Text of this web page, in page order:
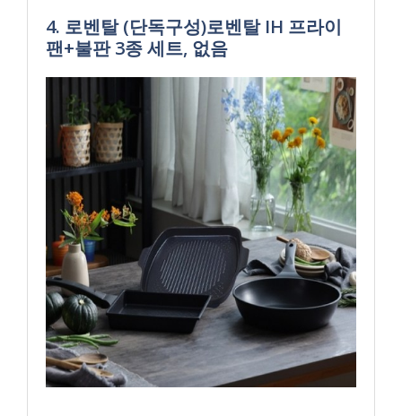
4. 로벤탈 (단독구성)로벤탈 IH 프라이
팬+불판 3종 세트, 없음